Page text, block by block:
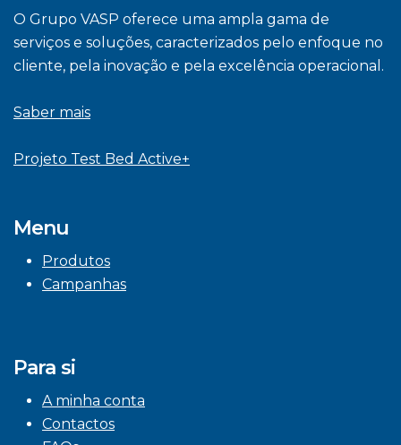
O Grupo VASP oferece uma ampla gama de
serviços e soluções, caracterizados pelo enfoque no
cliente, pela inovação e pela excelência operacional.
Saber mais
Projeto Test Bed Active+
Menu
Produtos
Campanhas
Para si
A minha conta
Contactos